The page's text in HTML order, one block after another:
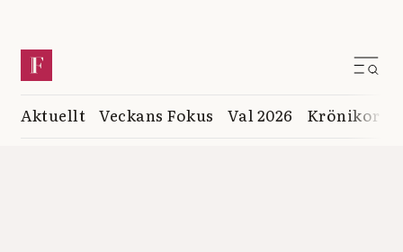
Aktuellt Veckans Fokus Val 2026 Krönikor